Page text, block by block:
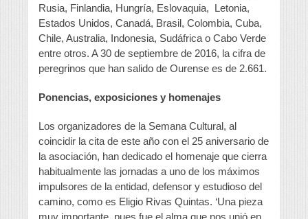
Rusia, Finlandia, Hungría, Eslovaquia, Letonia,
Estados Unidos, Canadá, Brasil, Colombia, Cuba,
Chile, Australia, Indonesia, Sudáfrica o Cabo Verde
entre otros. A 30 de septiembre de 2016, la cifra de
peregrinos que han salido de Ourense es de 2.661.
Ponencias, exposiciones y homenajes
Los organizadores de la Semana Cultural, al
coincidir la cita de este año con el 25 aniversario de
la asociación, han dedicado el homenaje que cierra
habitualmente las jornadas a uno de los máximos
impulsores de la entidad, defensor y estudioso del
camino, como es Eligio Rivas Quintas. ‘Una pieza